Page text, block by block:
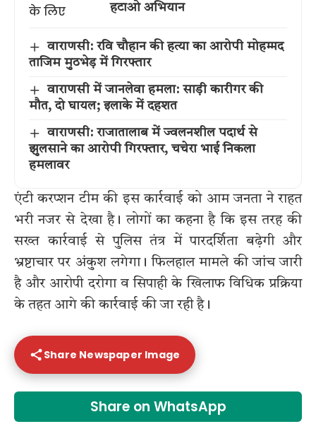
हटाओ अभियान
वाराणसी: रवि चौहान की हत्या का आरोपी मोहम्मद
ताजिम मुठभेड़ में गिरफ्तार
वाराणसी में जानलेवा हमला: साड़ी कारीगर की
मौत, दो घायल; इलाके में दहशत
वाराणसी: राजातालाब में ज्वलनशील पदार्थ से
झुलसाने का आरोपी गिरफ्तार, चचेरा भाई निकला
हमलावर
एंटी करप्शन टीम की इस कार्रवाई को आम जनता ने राहत
भरी नजर से देखा है। लोगों का कहना है कि इस तरह की
सख्त कार्रवाई से पुलिस तंत्र में पारदर्शिता बढ़ेगी और
भ्रष्टाचार पर अंकुश लगेगा। फिलहाल मामले की जांच जारी
है और आरोपी दरोगा व सिपाही के खिलाफ विधिक प्रक्रिया
के तहत आगे की कार्रवाई की जा रही है।
Share Newspaper Image
Share on WhatsApp